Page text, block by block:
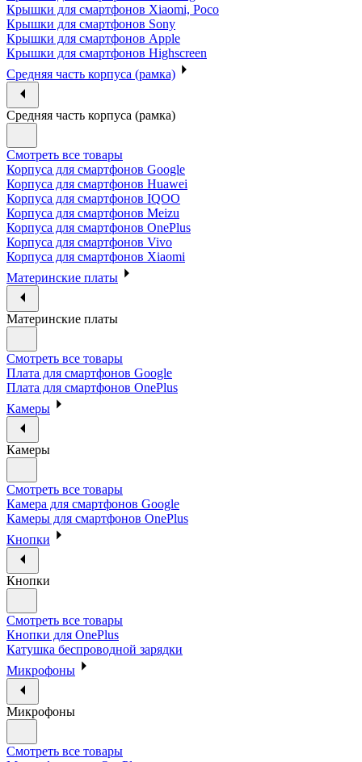
Крышки для смартфонов Xiaomi, Poco
Крышки для смартфонов Sony
Крышки для смартфонов Apple
Крышки для смартфонов Highscreen
Средняя часть корпуса (рамка)
Средняя часть корпуса (рамка)
Смотреть все товары
Корпуса для смартфонов Google
Корпуса для смартфонов Huawei
Корпуса для смартфонов IQOO
Корпуса для смартфонов Meizu
Корпуса для смартфонов OnePlus
Корпуса для смартфонов Vivo
Корпуса для смартфонов Xiaomi
Материнские платы
Материнские платы
Смотреть все товары
Плата для смартфонов Google
Плата для смартфонов OnePlus
Камеры
Камеры
Смотреть все товары
Камера для смартфонов Google
Камеры для смартфонов OnePlus
Кнопки
Кнопки
Смотреть все товары
Кнопки для OnePlus
Катушка беспроводной зарядки
Микрофоны
Микрофоны
Смотреть все товары